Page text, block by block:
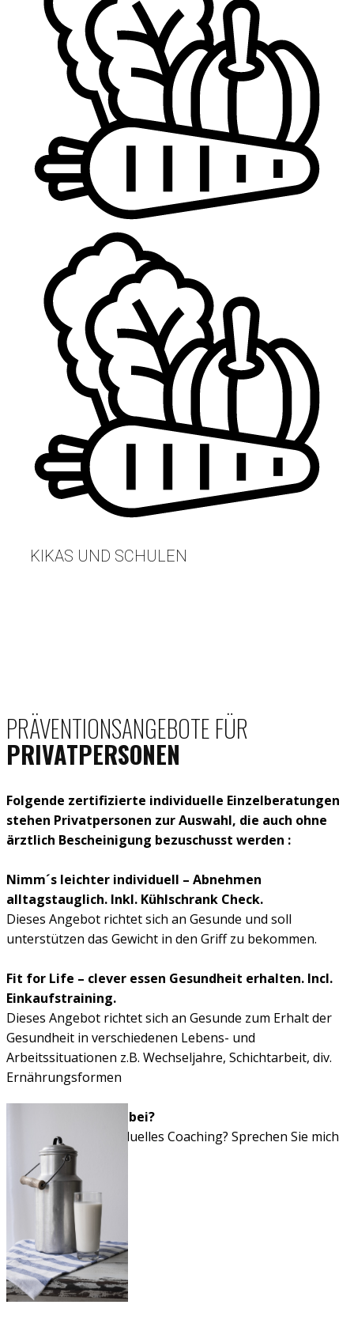
KIKAS UND SCHULEN
PRÄVENTIONSANGEBOTE FÜR
PRIVATPERSONEN
Folgende zertifizierte individuelle Einzelberatungen​
stehen Privatpersonen zur Auswahl, die auch ohne
ärztlich Bescheinigung bezuschusst werden :
Nimm´s leichter individuell – Abnehmen
alltagstauglich. Inkl. Kühlschrank Check.
Dieses Angebot richtet sich an Gesunde und soll
unterstützen das Gewicht in den Griff zu bekommen.
Fit for Life – clever essen Gesundheit erhalten. Incl.
Einkaufstraining.
Dieses Angebot richtet sich an Gesunde zum Erhalt der
Gesundheit in verschiedenen Lebens- und
Arbeitssituationen z.B. Wechseljahre, Schichtarbeit, div.
Ernährungsformen
Nicht ihr Thema dabei?
Sie benötigen individuelles Coaching? Sprechen Sie mich